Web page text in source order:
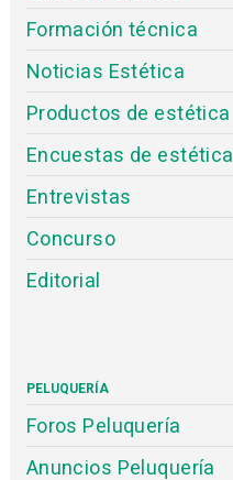
Formación técnica
Noticias Estética
Productos de estética
Encuestas de estética
Entrevistas
Concurso
Editorial
PELUQUERÍA
Foros Peluquería
Anuncios Peluquería